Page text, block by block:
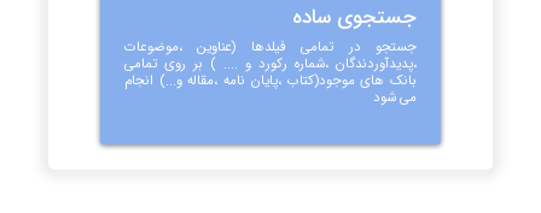
جستجوی ساده
جستجو در تمامی فیلدها (عناوین ،موضوعات
،پدیدآوردندگان ،شماره رکورد و .... ) بر روی تمامی
بانک های موجود(کتاب ،پایان نامه ،مقاله و...) انجام
می شود